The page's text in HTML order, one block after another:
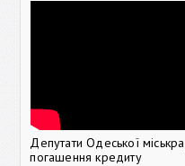
Депутати Одеської
погашення кредиту